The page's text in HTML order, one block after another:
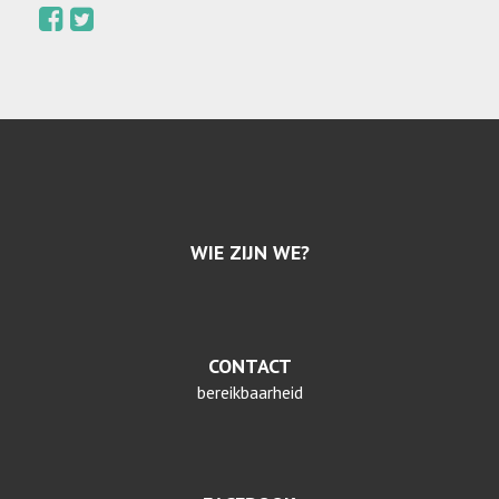
WIE ZIJN WE?
CONTACT
bereikbaarheid